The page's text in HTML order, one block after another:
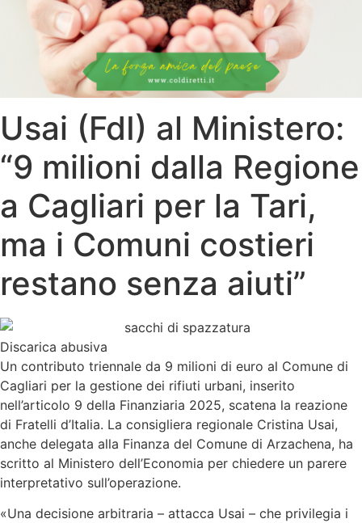
Usai (FdI) al Ministero:
“9 milioni dalla Regione
a Cagliari per la Tari,
ma i Comuni costieri
restano senza aiuti”
Discarica abusiva
Un contributo triennale da 9 milioni di euro al Comune di
Cagliari per la gestione dei rifiuti urbani, inserito
nell’articolo 9 della Finanziaria 2025, scatena la reazione
di Fratelli d’Italia. La consigliera regionale Cristina Usai,
anche delegata alla Finanza del Comune di Arzachena, ha
scritto al Ministero dell’Economia per chiedere un parere
interpretativo sull’operazione.
«Una decisione arbitraria – attacca Usai – che privilegia i